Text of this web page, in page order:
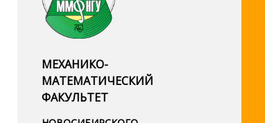
МЕХАНИКО-
МАТЕМАТИЧЕСКИЙ
ФАКУЛЬТЕТ